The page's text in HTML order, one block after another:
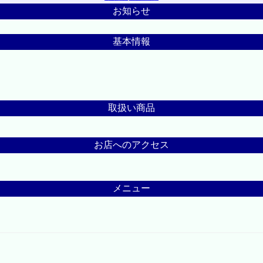
お知らせ
基本情報
取扱い商品
お店へのアクセス
メニュー